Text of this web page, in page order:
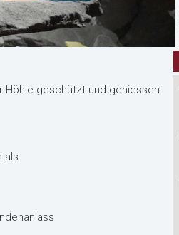
Höhle geschützt und geniessen
als